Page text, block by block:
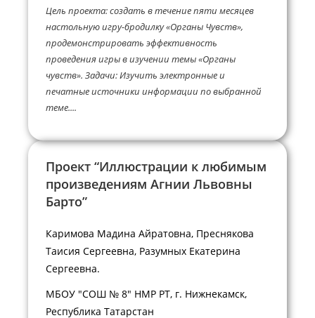
Цель проекта: создать в течение пяти месяцев
настольную игру-бродилку «Органы Чувств»,
продемонстрировать эффективность
проведения игры в изучении темы «Органы
чувств». Задачи: Изучить электронные и
печатные источники информации по выбранной
теме....
Проект “Иллюстрации к любимым
произведениям Агнии Львовны
Барто”
Каримова Мадина Айратовна, Преснякова
Таисия Сергеевна, Разумных Екатерина
Сергеевна.
МБОУ "СОШ № 8" НМР РТ, г. Нижнекамск,
Республика Татарстан